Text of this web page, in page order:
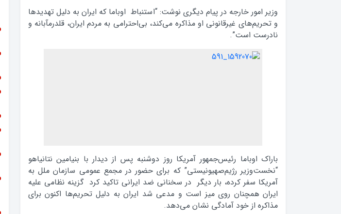
وزير امور خارجه در پيام ديگري نوشت: “استنباط اوباما که ایران به دلیل تهدیدها
و تحریم‌های غیرقانونی او مذاکره می‌کند، بی‌احترامی به مردم ایران، قلدرمآبانه و
نادرست است”.
باراک اوباما رئیس‌جمهور آمریکا روز دوشنبه پس از دیدار با بنیامین نتانیاهو
“نخست‌وزیر رژیم‌صهیونیستی” که برای حضور در مجمع عمومی سازمان ملل به
آمریکا سفر کرده، بار دیگر در سخناني ضد ايراني تاکید کرد گزینه نظامی علیه
ایران همچنان روی میز است و مدعي شد ایران به دلیل تحریم‌ها اکنون برای
مذاکره از خود آمادگی نشان می‌دهد.